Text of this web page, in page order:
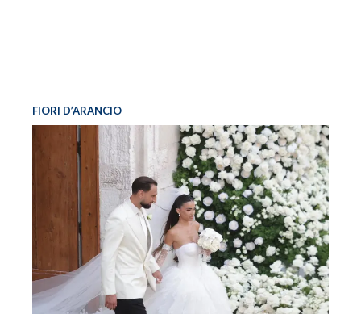
FIORI D’ARANCIO